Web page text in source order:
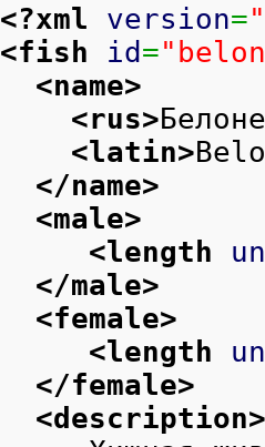
<?xml
version=
<fish
id =
<name>
<rus>
<latin>
</name>
<male>
<length
</male>
<female>
<length
</female>
<description>